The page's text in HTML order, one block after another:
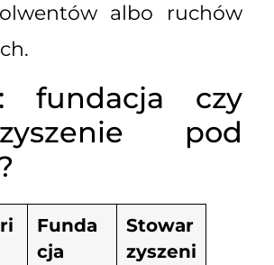
albo ruchów
fundacja czy
pod
Funda
cja
Stowar
zyszeni